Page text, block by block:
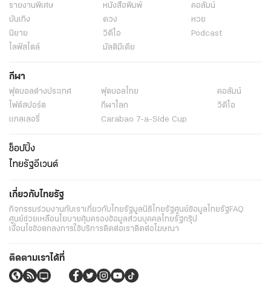
รายงานพิเศษ หนังสือพิมพ์
คอลัมน์
บันเทิง
ดวง
หวย
นิยาย
วิดีโอ
Podcast
ไลฟ์สไตล์
มัลติมีเดีย
กีฬา
ฟุตบอลต่่างประเทศ ฟุตบอลไทย
คอลัมน์
ไฟต์สปอร์ต
กีฬาโลก
วิดีโอ
แกลเลอรี่
Carabao 7-a-Side Cup
ช็อปปิ้ง
ไทยรัฐอีเวนต์
เกี่ยวกับไทยรัฐ
กิจกรรมร่วมงานกับเราเกี่ยวกับไทยรัฐมูลนิธิไทยรัฐศูนย์ข้อมูลไทยรัฐFAQ
ศูนย์ช่วยเหลือนโยบายคุ้มครองข้อมูลส่วนบุคคลไทยรัฐกรุ๊ป
เงื่อนไขข้อตกลงการใช้บริการติดต่อเราติดต่อโฆษณา
ติดตามเราได้ที่